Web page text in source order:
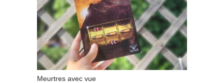
Meurtres avec vue